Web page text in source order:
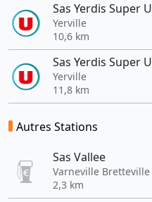
Sas Yerdis Super U
Yerville
10,6 km
Sas Yerdis Super U
Yerville
11,8 km
Autres Stations
Sas Vallee
Varneville Bretteville
2,3 km